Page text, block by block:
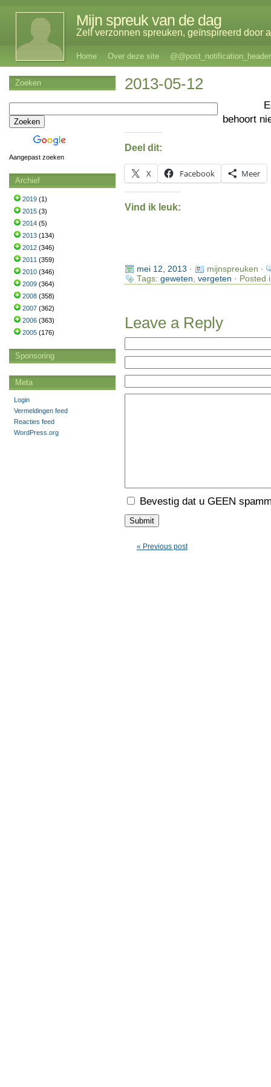
Mijn spreuk van de dag
Zelf verzonnen spreuken, geïnspireerd door
Home Over deze site @@post_notification_header
2013-05-12
behoort
Deel dit:
X Facebook Meer
Vind ik leuk:
mei 12, 2013 ·
mijnspreuken ·
Tags: geweten vergeten · Posted
Leave a Reply
Bevestig dat u GEEN
« Previous post
Zoeken
Aangepast zoeken
Archief
2019 (1)
2015 (3)
2014 (5)
2013 (134)
2012 (346)
2011 (359)
2010 (346)
2009 (364)
2008 (358)
2007 (362)
2006 (363)
2005 (176)
Sponsoring
Meta
Login
Vermeldingen feed
Reacties feed
WordPress.org